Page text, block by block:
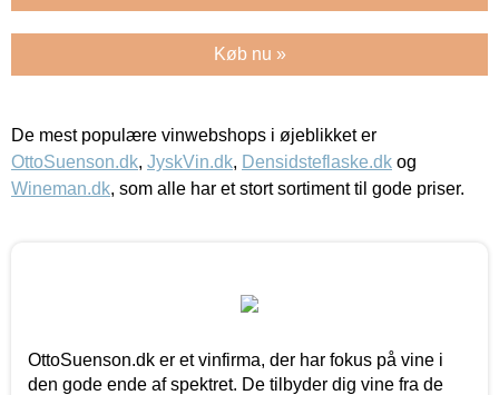
Køb nu »
De mest populære vinwebshops i øjeblikket er
OttoSuenson.dk, JyskVin.dk, Densidsteflaske.dk og
Wineman.dk, som alle har et stort sortiment til gode priser.
OttoSuenson.dk er et vinfirma, der har fokus på vine i
den gode ende af spektret. De tilbyder dig vine fra de